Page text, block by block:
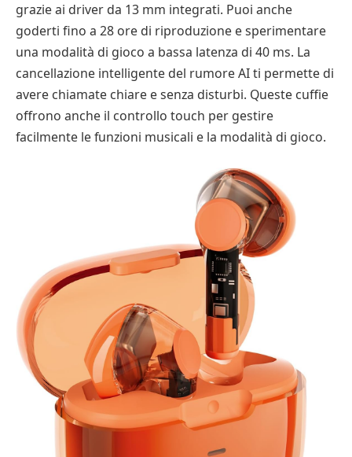
grazie ai driver da 13 mm integrati. Puoi anche
goderti fino a 28 ore di riproduzione e sperimentare
una modalità di gioco a bassa latenza di 40 ms. La
cancellazione intelligente del rumore AI ti permette di
avere chiamate chiare e senza disturbi. Queste cuffie
offrono anche il controllo touch per gestire
facilmente le funzioni musicali e la modalità di gioco.